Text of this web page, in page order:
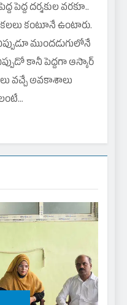
పెద్ద దర్శకుల వరకూ..
కలలు కంటూనే ఉంటారు.
ముందడుగులోనే
కానీ పెద్దగా ఆస్కార్
వచ్చే అవకాశాలు